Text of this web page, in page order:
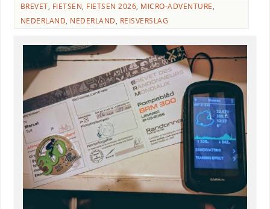
BREVET, FIETSEN, FIETSEN 2026, MICRO-ADVENTURE,
NEDERLAND, NEDERLAND, REISVERSLAG